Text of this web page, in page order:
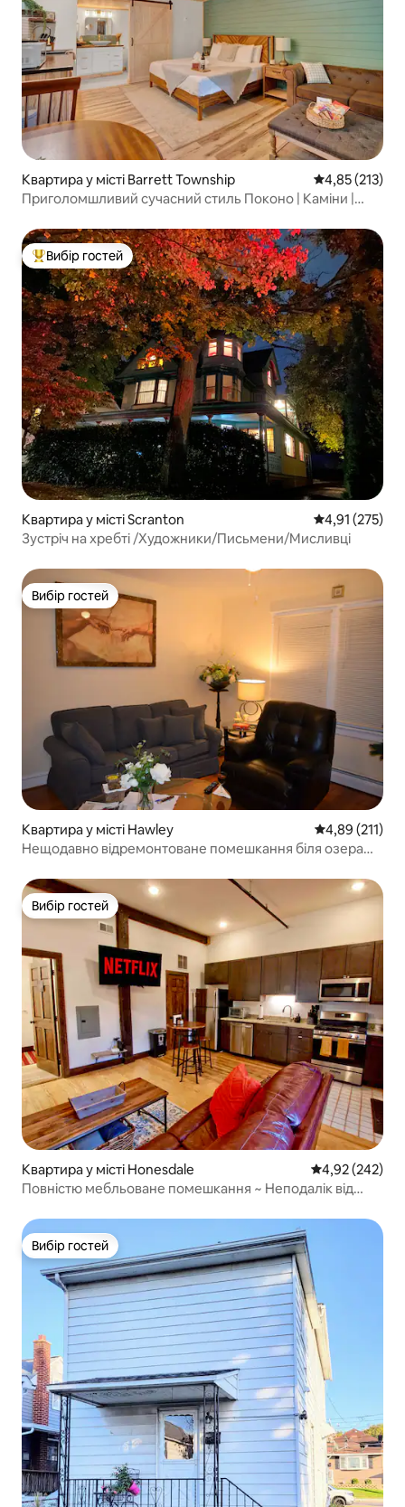
Квартира у місті Barrett Township Середня
4,85 (213)
Приголомшливий сучасний стиль Поконо | Каміни |
Топ вибір гостей
Вибір гостей
Квартира у місті Scranton Середня
4,91 (275)
Зустріч на хребті /Художники/Письмени/Мисливці
Вибір гостей
Вибір гостей
Квартира у місті Hawley Середня
4,89 (211)
Нещодавно відремонтоване помешкання біля озера
Вибір гостей
Вибір гостей
Квартира у місті Honesdale Середня
4,92 (242)
Повністю мебльоване помешкання ~ Неподалік від
Вибір гостей
Вибір гостей